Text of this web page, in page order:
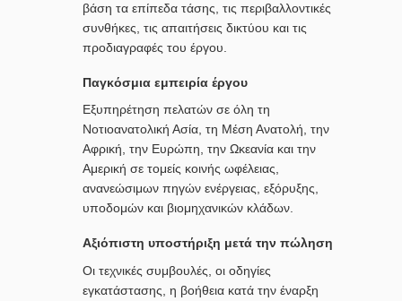
βάση τα επίπεδα τάσης, τις περιβαλλοντικές
συνθήκες, τις απαιτήσεις δικτύου και τις
προδιαγραφές του έργου.
Παγκόσμια εμπειρία έργου
Εξυπηρέτηση πελατών σε όλη τη
Νοτιοανατολική Ασία, τη Μέση Ανατολή, την
Αφρική, την Ευρώπη, την Ωκεανία και την
Αμερική σε τομείς κοινής ωφέλειας,
ανανεώσιμων πηγών ενέργειας, εξόρυξης,
υποδομών και βιομηχανικών κλάδων.
Αξιόπιστη υποστήριξη μετά την πώληση
Οι τεχνικές συμβουλές, οι οδηγίες
εγκατάστασης, η βοήθεια κατά την έναρξη